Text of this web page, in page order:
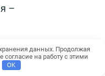
–
паспорта.
данных. Продолжая
согласие на работу с этими
OK